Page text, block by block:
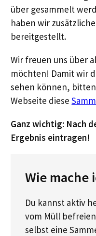
über gesammelt
haben wir
bereitgestellt.
Wir freuen uns über
möchten! Damit wir
sehen können,
Webseite diese
Ganz wichtig: Nach
Ergebnis eintragen!
Wie mache
Du kannst aktiv
vom Müll
selbst eine